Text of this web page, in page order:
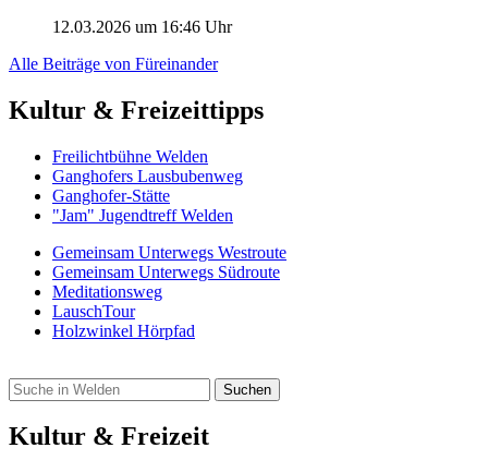
12.03.2026 um 16:46 Uhr
Alle Beiträge von Füreinander
Kultur & Freizeittipps
Freilicht­bühne Welden
Ganghofers Lausbubenweg
Ganghofer-Stätte
"Jam" Jugendtreff Welden
Gemeinsam Unterwegs Westroute
Gemeinsam Unterwegs Südroute
Meditationsweg
LauschTour
Holzwinkel Hörpfad
Kultur & Freizeit